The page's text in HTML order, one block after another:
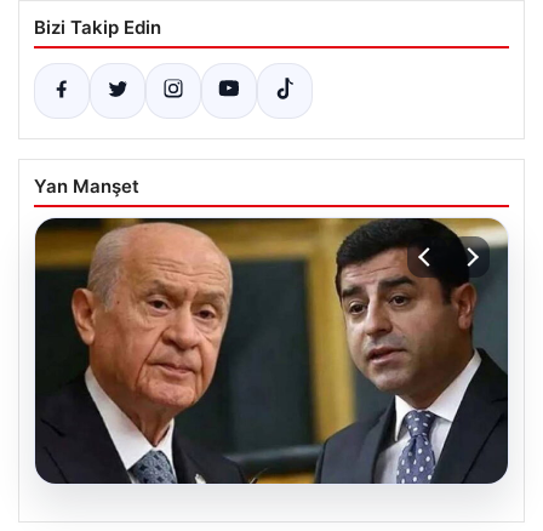
Bizi Takip Edin
Yan Manşet
08.08.2026